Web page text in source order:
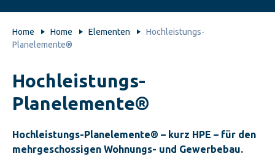
Home Home Elementen
Hochleistungs-
Planelemente®
Hochleistungs-
Planelemente®
Hochleistungs-Planelemente® – kurz HPE – für den
mehrgeschossigen Wohnungs- und Gewerbebau.